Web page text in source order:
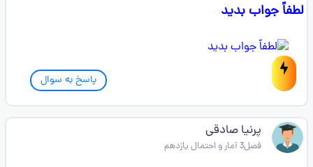
لطفاً جواب بدید
پاسخ به سوال
پرنیا صادقی
فصل3 آمار و احتمال یازدهم